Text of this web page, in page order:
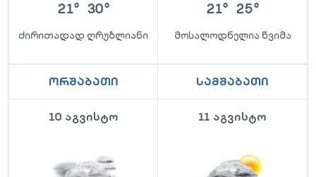
21° 30°
ძირითადად ღრუბლიანი
21° 25°
მოსალოდნელია წვიმა
ორშაბათი
10 აგვისტო
სამშაბათი
11 აგვისტო